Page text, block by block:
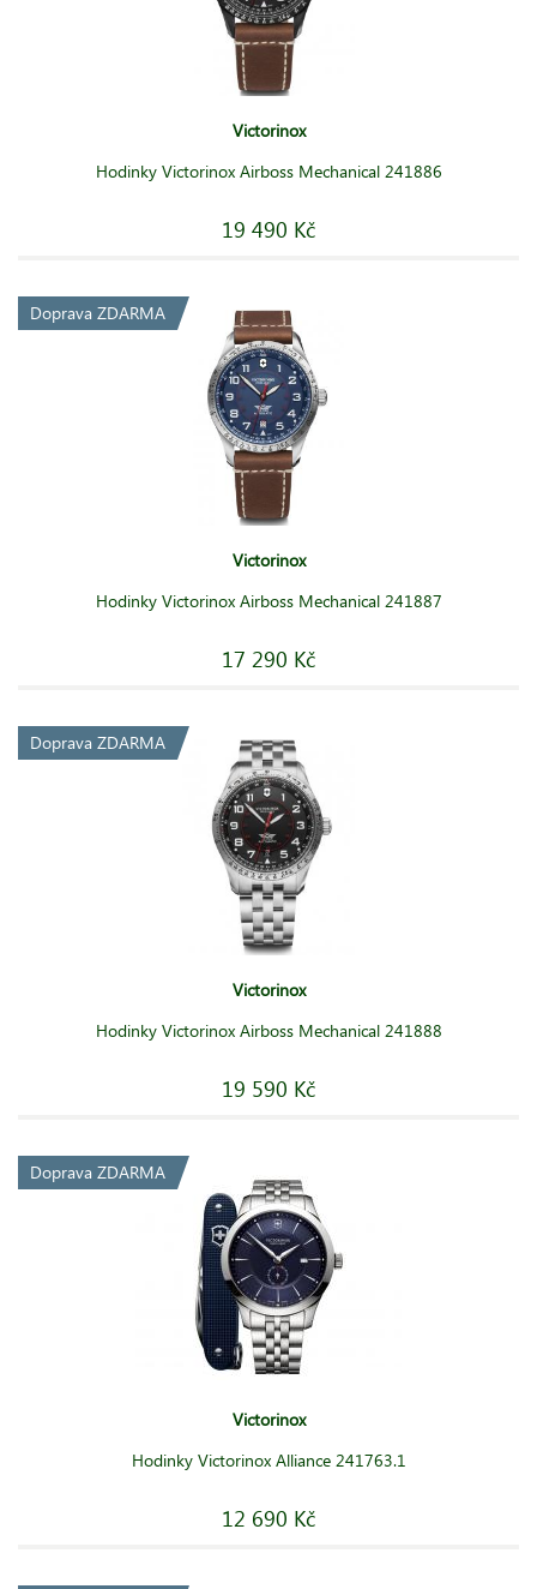
Victorinox
Hodinky Victorinox Airboss Mechanical 241886
19 490 Kč
Doprava ZDARMA
Victorinox
Hodinky Victorinox Airboss Mechanical 241887
17 290 Kč
Doprava ZDARMA
Victorinox
Hodinky Victorinox Airboss Mechanical 241888
19 590 Kč
Doprava ZDARMA
Victorinox
Hodinky Victorinox Alliance 241763.1
12 690 Kč